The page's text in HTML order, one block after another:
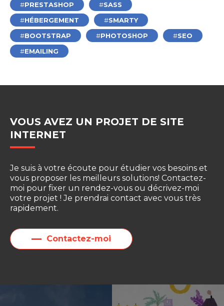
PRESTASHOP
SASS
HÉBERGEMENT
SMARTY
BOOTSTRAP
PHOTOSHOP
SEO
EMAILING
VOUS AVEZ UN PROJET DE SITE
INTERNET
Je suis à votre écoute pour étudier vos besoins et
vous proposer les meilleurs solutions! Contactez-
moi pour fixer un rendez-vous ou décrivez-moi
votre projet ! Je prendrai contact avec vous très
rapidement.
Contactez-moi